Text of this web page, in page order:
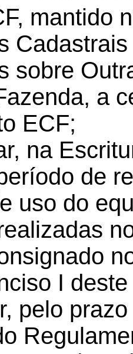
mantido
sobre
a
ECF;
na
de
uso do
I
pelo